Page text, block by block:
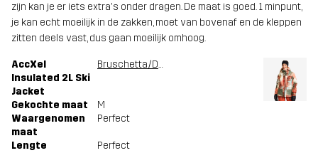
zijn kan je er iets extra's onder dragen. De maat is goed. 1 minpunt,
je kan echt moeilijk in de zakken, moet van bovenaf en de kleppen
zitten deels vast, dus gaan moeilijk omhoog.
AccXel
Insulated 2L Ski
Jacket
Bruschetta/Dusty Green
Gekochte maat
M
Waargenomen
maat
Perfect
Lengte Perfect